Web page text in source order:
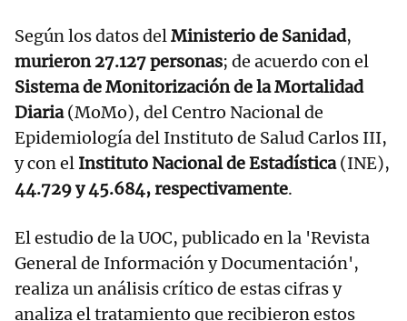
Según los datos delMinisterio de Sanidad,
murieron 27.127 personas; de acuerdo con el
Sistema de Monitorización de la Mortalidad
Diaria(MoMo), del Centro Nacional de
Epidemiología del Instituto de Salud Carlos III,
y con el Instituto Nacional de Estadística(INE),
44.729 y 45.684, respectivamente.
El estudio de la UOC, publicado en la 'Revista
General de Información y Documentación',
realiza un análisis crítico de estas cifras y
analiza el tratamiento que recibieron estos